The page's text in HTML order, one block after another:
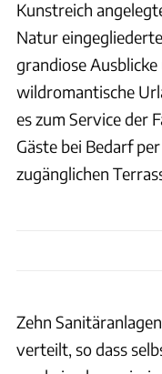
Kunstreich
Natur
grandiose
wildromantische
es zum Service der
Gäste bei Bedarf
zugänglichen
Zehn
verteilt, so dass